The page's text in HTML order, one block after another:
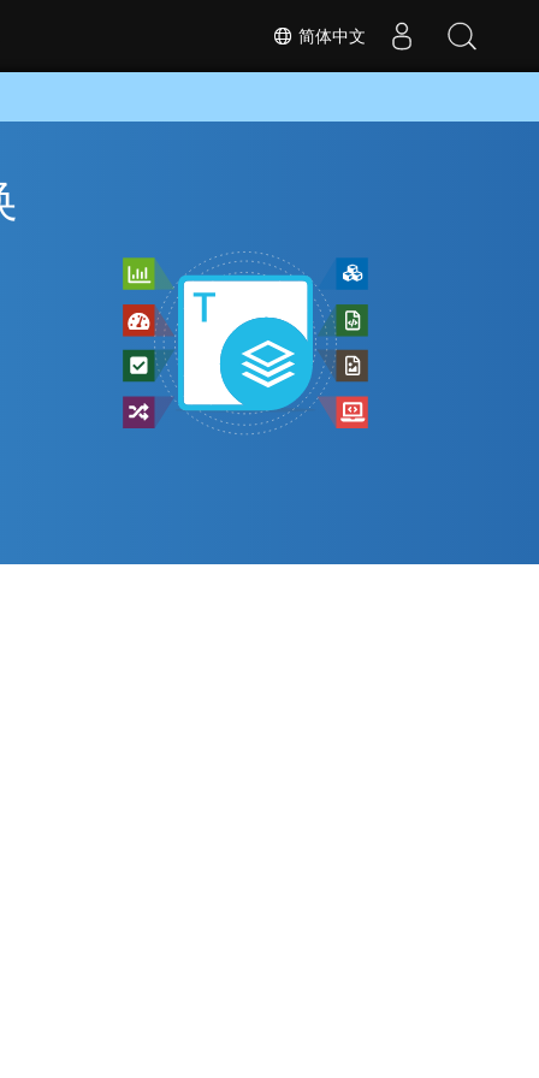
简体中文